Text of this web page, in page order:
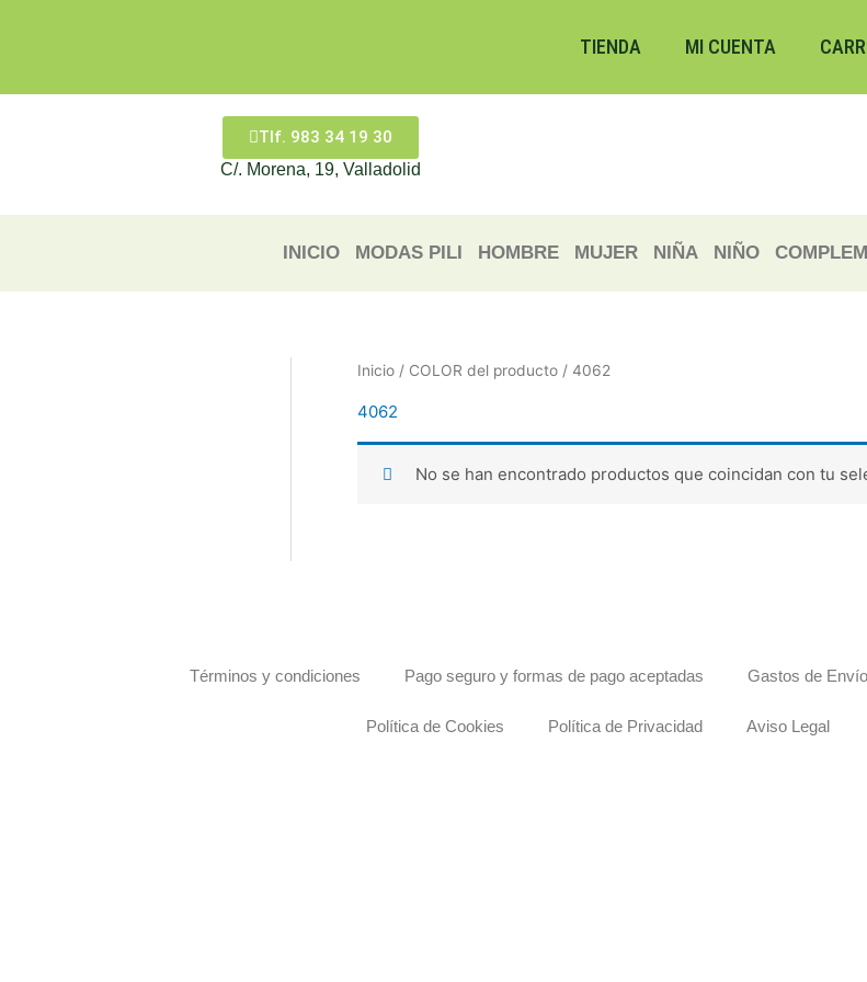
TIENDA MI CUENTA
Tlf. 983 34 19 30
C/. Morena, 19, Valladolid
INICIO MODAS PILI HOMBRE MUJER NIÑA NIÑO
Inicio / COLOR del producto / 4062
4062
No se han encontrado productos que coincidan con tu
Términos y condiciones Pago seguro y formas de pago aceptadas Gastos de Envío
Política de Cookies Política de Privacidad Aviso Legal